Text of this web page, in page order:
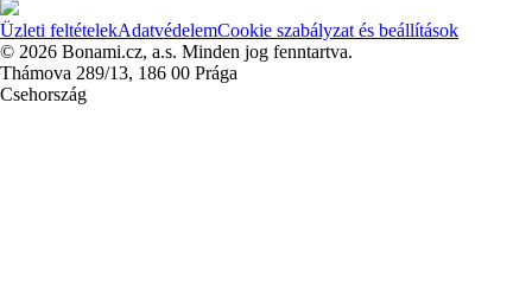
Üzleti feltételekAdatvédelemCookie szabályzat és beállítások
© 2026 Bonami.cz, a.s. Minden jog fenntartva.
Thámova 289/13, 186 00 Prága
Csehország